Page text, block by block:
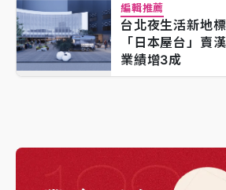
編輯推薦
台北夜生活新地
「日本屋台」
業績增3成